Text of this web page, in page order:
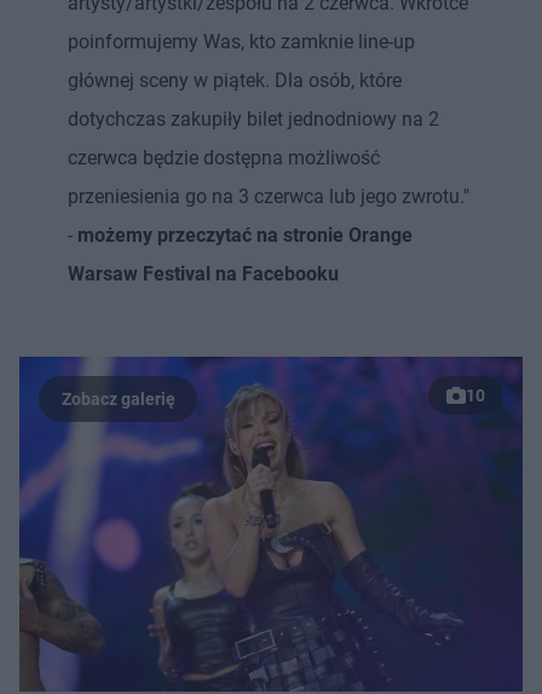
poinformujemy Was, kto zamknie line-up
głównej sceny w piątek. Dla osób, które
dotychczas zakupiły bilet jednodniowy na 2
czerwca będzie dostępna możliwość
przeniesienia go na 3 czerwca lub jego zwrotu."
- możemy przeczytać na stronie Orange
Warsaw Festival na Facebooku
10